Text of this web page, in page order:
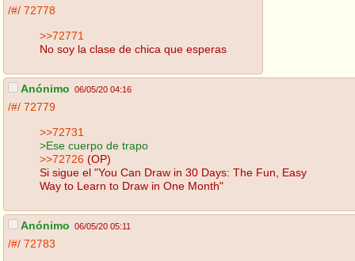
/#/ 72778
>>72771
No soy la clase de chica que esperas
Anónimo 06/05/20 04:16
/#/ 72779
>>72731
>Ese cuerpo de trapo
>>72726 (OP)
Si sigue el "You Can Draw in 30 Days: The Fun, Easy
Way to Learn to Draw in One Month"
Anónimo 06/05/20 05:11
/#/ 72783